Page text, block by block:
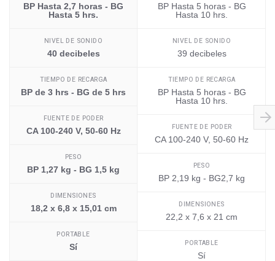
BP Hasta 2,7 horas - BG
Hasta 5 hrs.
NIVEL DE SONIDO
40 decibeles
TIEMPO DE RECARGA
BP de 3 hrs - BG de 5 hrs
FUENTE DE PODER
CA 100-240 V, 50-60 Hz
PESO
BP 1,27 kg - BG 1,5 kg
DIMENSIONES
18,2 x 6,8 x 15,01 cm
PORTABLE
Sí
BP Hasta 5 horas - BG
Hasta 10 hrs.
NIVEL DE SONIDO
39 decibeles
TIEMPO DE RECARGA
BP Hasta 5 horas - BG
Hasta 10 hrs.
FUENTE DE PODER
CA 100-240 V, 50-60 Hz
PESO
BP 2,19 kg - BG2,7 kg
DIMENSIONES
22,2 x 7,6 x 21 cm
PORTABLE
Sí